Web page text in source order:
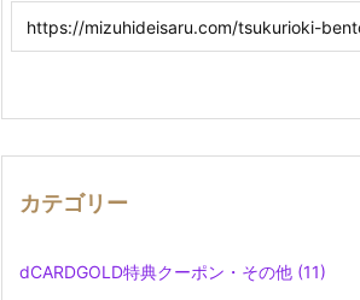
カテゴリー
dCARDGOLD特典クーポン・その他 (11)